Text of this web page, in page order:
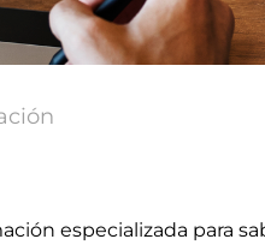
especializada para